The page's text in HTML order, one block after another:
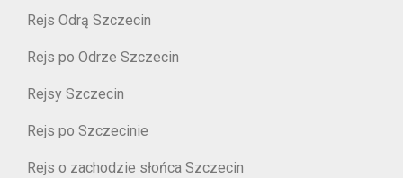
Rejs Odrą Szczecin
Rejs po Odrze Szczecin
Rejsy Szczecin
Rejs po Szczecinie
Rejs o zachodzie słońca Szczecin